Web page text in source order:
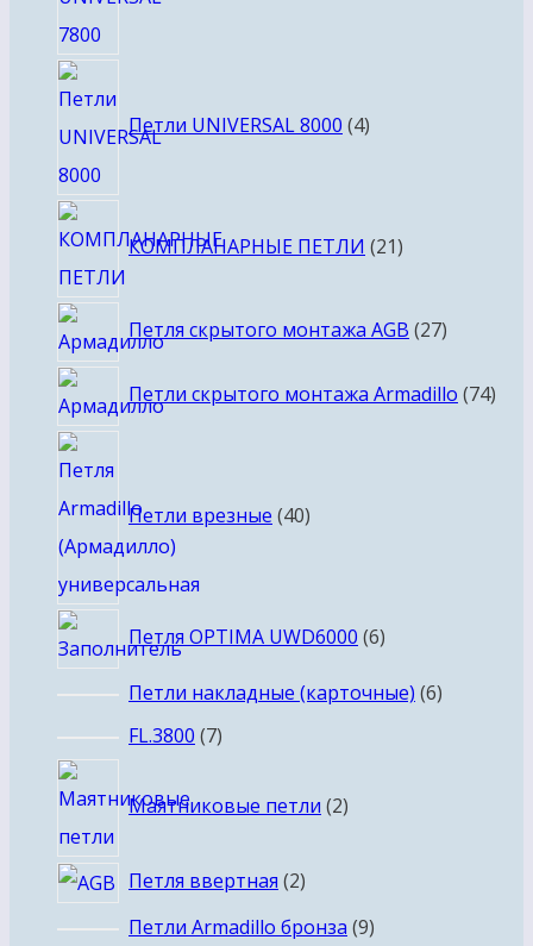
Петли UNIVERSAL 8000 4товара
КОМПЛАНАРНЫЕ ПЕТЛИ 21товар
Петля скрытого монтажа AGB 2727
Петли скрытого монтажа Armadillo 7474
Петли врезные 40
Петля OPTIMA UWD6000 66
Петли накладные (карточные) 66
FL.3800 77
Маятниковые петли 2товара
Петля ввертная 22
товара
Петли Armadillo бронза 99